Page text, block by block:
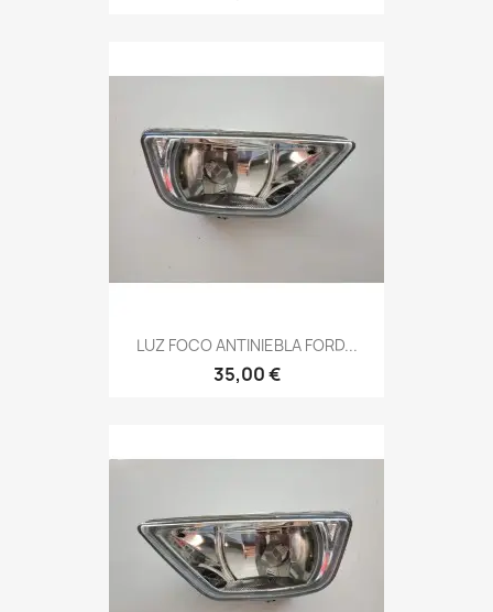
LUZ FOCO ANTINIEBLA FORD...
35,00 €